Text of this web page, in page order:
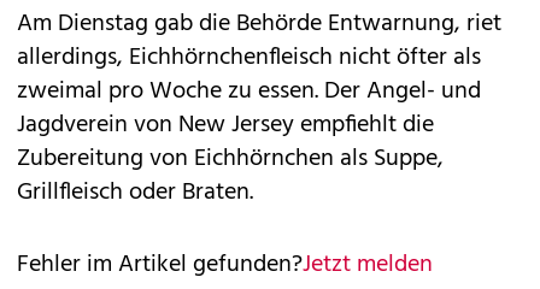
Am Dienstag gab die Behörde Entwarnung, riet
allerdings, Eichhörnchenfleisch nicht öfter als
zweimal pro Woche zu essen. Der Angel- und
Jagdverein von New Jersey empfiehlt die
Zubereitung von Eichhörnchen als Suppe,
Grillfleisch oder Braten.
Fehler im Artikel gefunden?Jetzt melden